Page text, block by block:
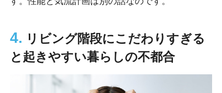
4. リビング階段にこだわりすぎる
と起きやすい暮らしの不都合